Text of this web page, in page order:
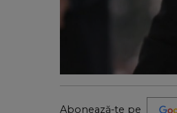
Abonează-te pe